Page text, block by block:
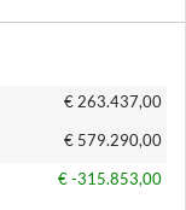
€ 263.437,00
€ 579.290,00
€ -315.853,00